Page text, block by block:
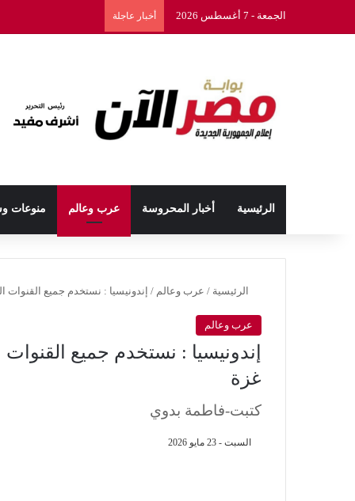
الجمعة - 7 أغسطس 2026 أخبار عاجلة
الرئيسية أخبار المحروسة عرب وعالم منوعات
الرئيسية / عرب وعالم / إندونيسيا : نستخدم جميع
عرب وعالم
إندونيسيا : نستخدم جميع
غزة
كتبت-فاطمة بدوي
السبت - 23 مايو 2026